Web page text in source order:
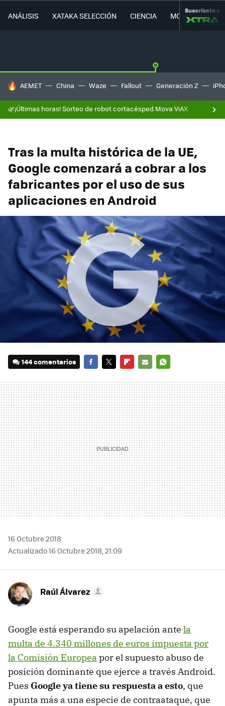
ANÁLISIS XATAKA SELECCIÓN CIENCIA MOVILIDAD
Suscríbete a
HOY SE HABLA DE
AEMET China Waze Fallout Generación Z
🌿¡Últimas horas! Sorteo de robot cortacésped Mova ViAX
Tras la multa histórica de la UE,
Google comenzará a cobrar a los
fabricantes por el uso de sus
aplicaciones en Android
144 comentarios
MAIL
16 Octubre 2018
Actualizado 16 Octubre 2018, 21:09
Raúl Álvarez
Google está esperando su apelación ante la
multa de 4.340 millones de euros impuesta por
la Comisión Europea por el supuesto abuso de
posición dominante que ejerce a través Android.
Pues Google ya tiene su respuesta a esto, que
apunta más a una especie de contraataque, que